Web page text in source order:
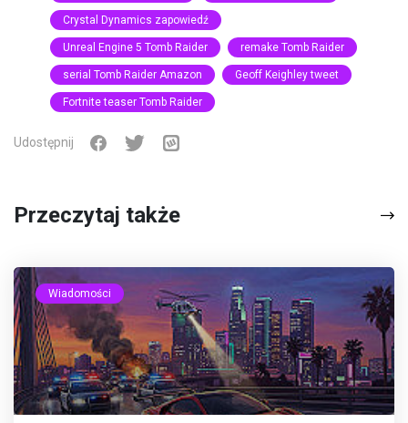
Crystal Dynamics zapowiedź
Unreal Engine 5 Tomb Raider remake Tomb Raider
serial Tomb Raider Amazon Geoff Keighley tweet
Fortnite teaser Tomb Raider
Udostępnij
Przeczytaj także
Wiadomości